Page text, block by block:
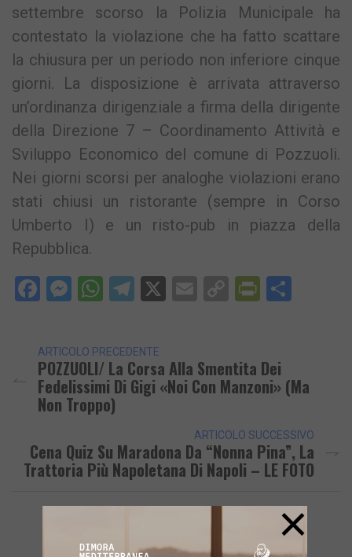
settembre scorso la Polizia Municipale ha
contestato la violazione che ha fatto scattare
la chiusura per un periodo non inferiore cinque
giorni. La disposizione è arrivata attraverso
un’ordinanza dirigenziale a firma della dirigente
della Direzione 7 – Coordinamento Attività e
Sviluppo Economico del comune di Pozzuoli.
Nei giorni scorsi per analoghe violazioni erano
stati chiusi un ristorante (sempre in Corso
Umberto I) e un risto-pub in piazza della
Repubblica.
Facebook
Messenger
WhatsApp
Telegram
X EmailCopy
ARTICOLO PRECEDENTE
POZZUOLI/ La Corsa Alla Smentita Dei
Fedelissimi Di Gigi «Noi Con Manzoni» (ma
Non Troppo)
ARTICOLO SUCCESSIVO
Cena Quiz Su Maradona Da “Nonna Pina”, La
Trattoria Più Napoletana Di Napoli – LE FOTO
×